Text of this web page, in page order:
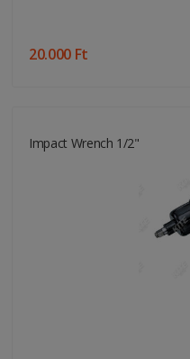
20.000 Ft
Impact Wrench 1/2"